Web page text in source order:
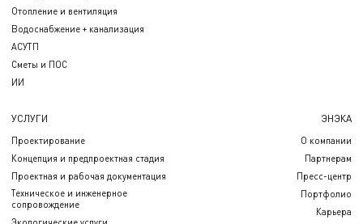
Отопление и вентиляция
Водоснабжение + канализация
АСУТП
Сметы и ПОС
ИИ
УСЛУГИ
Проектирование
Концепция и предпроектная стадия
Проектная и рабочая документация
Техническое и инженерное
сопровождение
ЭНЭКА
О компании
Партнерам
Пресс-центр
Портфолио
Карьера